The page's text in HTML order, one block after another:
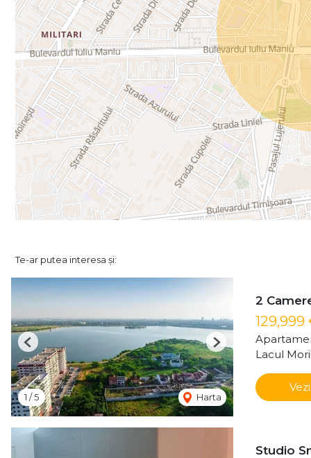
Te-ar putea interesa și:
1 /5 Harta
Previous Next
2
129,999
Lacul
Studio